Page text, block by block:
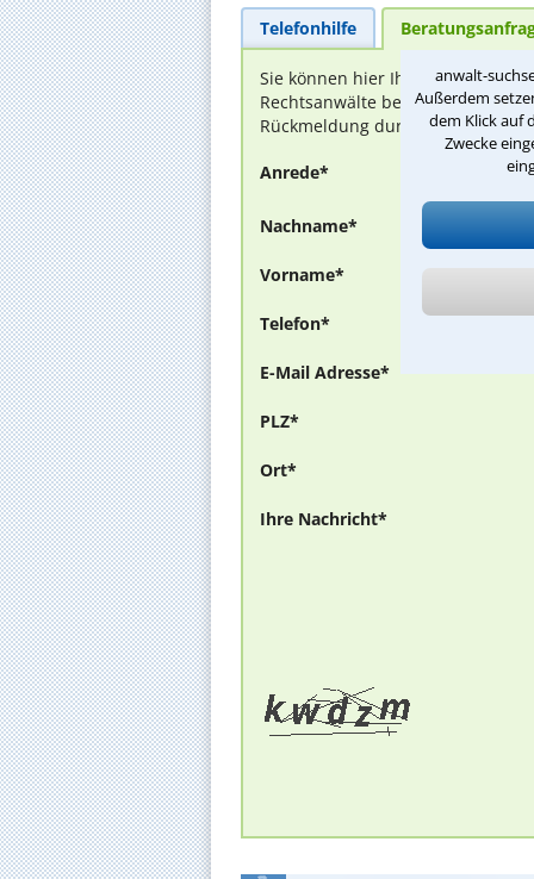
anwalt-
Außerdem
dem Klick auf
Zwecke
Telefonhilfe
Sie können hier Ihren Fall
Rechtsanwälte bei Ihnen
Rückmeldung durch einen
Anrede*
Nachname*
Vorname*
Telefon*
E-Mail Adresse*
PLZ*
Ort*
Ihre Nachricht*